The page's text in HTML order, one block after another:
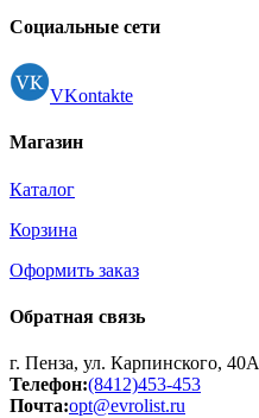
Регистрация
Социальные сети
VKontakte
Магазин
Каталог
Корзина
Оформить заказ
Обратная связь
г. Пенза, ул. Карпинского, 40А
Телефон:(8412)453-453
Почта:opt@evrolist.ru